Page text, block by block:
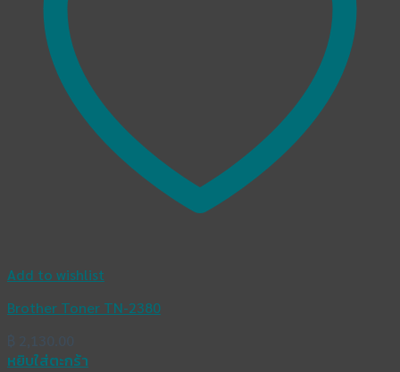
Add to wishlist
Brother Toner TN-2380
฿ 2,130.00
หยิบใส่ตะกร้า